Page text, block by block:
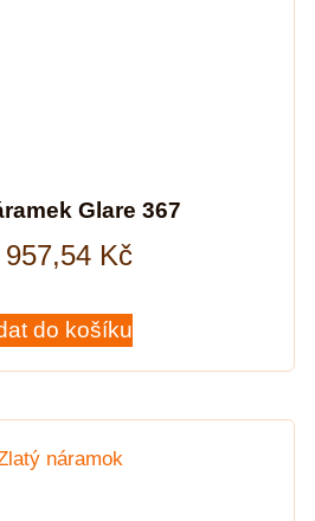
Glare 367
957,54 Kč
do košíku